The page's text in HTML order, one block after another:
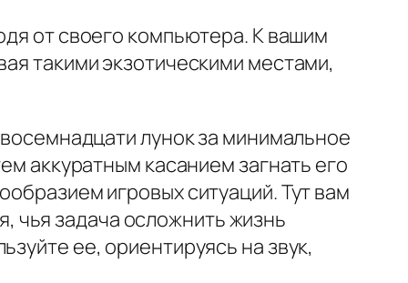
от своего компьютера. К вашим
такими экзотическими местами,
лунок за минимальное
аккуратным касанием загнать его
игровых ситуаций. Тут вам
чья задача осложнить жизнь
ее, ориентируясь на звук,